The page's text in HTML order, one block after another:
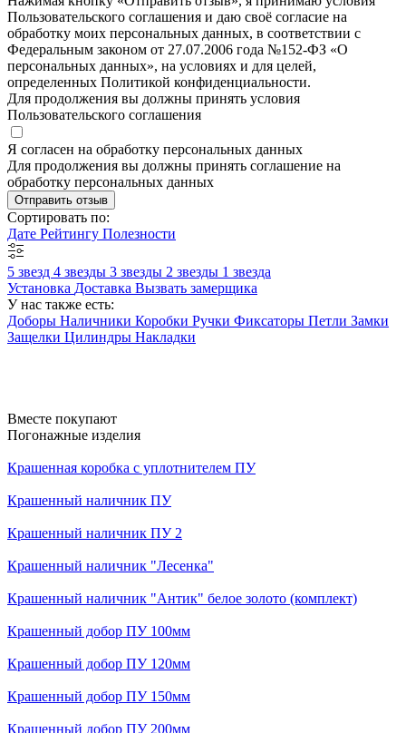
Пользовательского соглашения и даю своё согласие на
обработку моих персональных данных, в соответствии с
Федеральным законом от 27.07.2006 года №152-ФЗ «О
персональных данных», на условиях и для целей,
определенных Политикой конфиденциальности.
Для продолжения вы должны принять условия
Пользовательского соглашения
Я согласен на обработку персональных данных
Для продолжения вы должны принять соглашение на
обработку персональных данных
Отправить отзыв
Сортировать по:
Дате Рейтингу Полезности
5 звезд 4 звезды 3 звезды 2 звезды 1 звезда
Установка Доставка Вызвать замерщика
У нас также есть:
Доборы Наличники Коробки Ручки Фиксаторы Петли Замки
Защелки Цилиндры Накладки
Вместе покупают
Погонажные изделия
Крашенная коробка с уплотнителем ПУ
Крашенный наличник ПУ
Крашенный наличник ПУ 2
Крашенный наличник "Лесенка"
Крашенный наличник "Антик" белое золото (комплект)
Крашенный добор ПУ 100мм
Крашенный добор ПУ 120мм
Крашенный добор ПУ 150мм
Крашенный добор ПУ 200мм